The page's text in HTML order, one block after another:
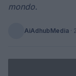
mondo.
AiAdhubMedia ·